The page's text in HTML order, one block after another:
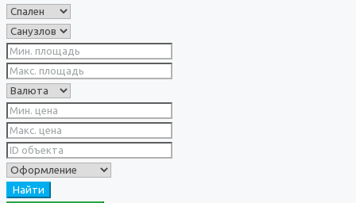
Найти